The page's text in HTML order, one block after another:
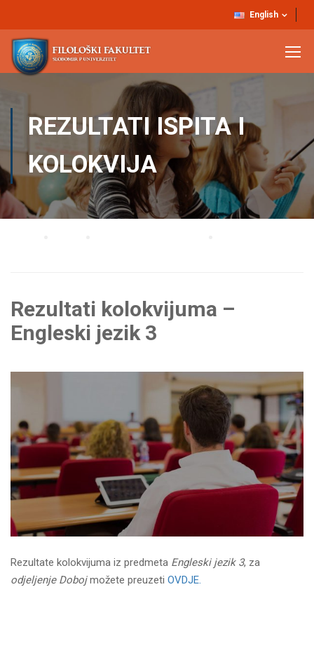
English
REZULTATI ISPITA I
KOLOKVIJA
Rezultati kolokvijuma –
Engleski jezik 3
Rezultate kolokvijuma iz predmeta Engleski jezik 3, za
odjeljenje Dobojmožete preuzeti OVDJE.